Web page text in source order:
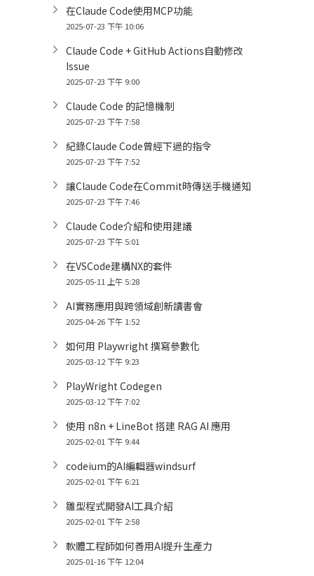
在Claude Code使用MCP功能
2025-07-23 下午 10:06
Claude Code + GitHub Actions自動修改
Issue
2025-07-23 下午 9:00
Claude Code 的記憶機制
2025-07-23 下午 7:58
紀錄Claude Code曾經下過的指令
2025-07-23 下午 7:52
讓Claude Code在Commit時傳送手機通知
2025-07-23 下午 7:46
Claude Code介紹和使用建議
2025-07-23 下午 5:01
在VSCode建構NX的套件
2025-05-11 上午 5:28
AI實務應用與跨領域創新讀書會
2025-04-26 下午 1:52
如何用 Playwright 撰寫參數化
2025-03-12 下午 9:23
PlayWright Codegen
2025-03-12 下午 7:02
使用 n8n + LineBot 搭建 RAG AI 應用
2025-02-01 下午 9:44
codeium的AI編輯器windsurf
2025-02-01 下午 6:21
雛型程式開發AI工具介紹
2025-02-01 下午 2:58
軟體工程師如何善用AI提升生產力
2025-01-16 下午 12:04